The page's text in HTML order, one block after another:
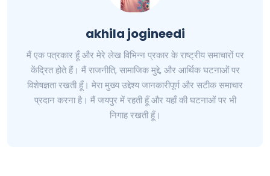
akhila jogineedi
मैं एक पत्रकार हूँ और मेरे लेख विभिन्न प्रकार के राष्ट्रीय समाचारों पर
केंद्रित होते हैं। मैं राजनीति, सामाजिक मुद्दे, और आर्थिक घटनाओं पर
विशेषज्ञता रखती हूँ। मेरा मुख्य उद्देश्य जानकारीपूर्ण और सटीक समाचार
प्रदान करना है। मैं जयपुर में रहती हूँ और यहाँ की घटनाओं पर भी
निगाह रखती हूँ।